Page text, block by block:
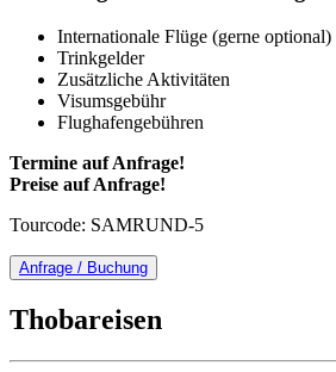
Internationale Flüge (gerne optional)
Trinkgelder
Zusätzliche Aktivitäten
Visumsgebühr
Flughafengebühren
Termine auf Anfrage!
Preise auf Anfrage!
Tourcode: SAMRUND-5
Anfrage / Buchung
Thobareisen